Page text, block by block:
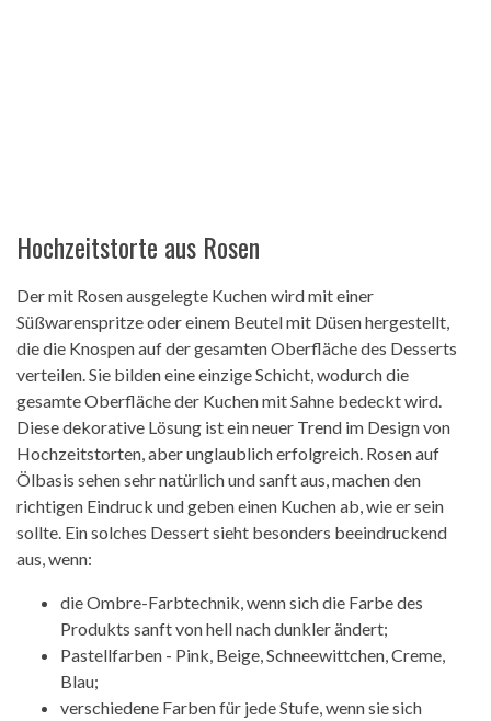
Hochzeitstorte aus Rosen
Der mit Rosen ausgelegte Kuchen wird mit einer
Süßwarenspritze oder einem Beutel mit Düsen hergestellt,
die die Knospen auf der gesamten Oberfläche des Desserts
verteilen. Sie bilden eine einzige Schicht, wodurch die
gesamte Oberfläche der Kuchen mit Sahne bedeckt wird.
Diese dekorative Lösung ist ein neuer Trend im Design von
Hochzeitstorten, aber unglaublich erfolgreich. Rosen auf
Ölbasis sehen sehr natürlich und sanft aus, machen den
richtigen Eindruck und geben einen Kuchen ab, wie er sein
sollte. Ein solches Dessert sieht besonders beeindruckend
aus, wenn:
die Ombre-Farbtechnik, wenn sich die Farbe des
Produkts sanft von hell nach dunkler ändert;
Pastellfarben - Pink, Beige, Schneewittchen, Creme,
Blau;
verschiedene Farben für jede Stufe, wenn sie sich